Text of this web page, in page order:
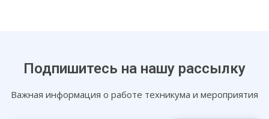
Подпишитесь на нашу рассылку
Важная информация о работе техникума и мероприятия